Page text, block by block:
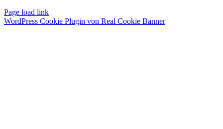
Page load link
WordPress Cookie Plugin von Real Cookie Banner